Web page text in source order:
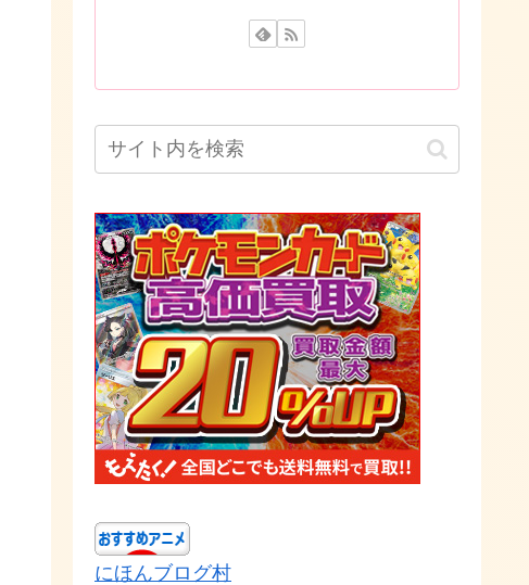
にほんブログ村